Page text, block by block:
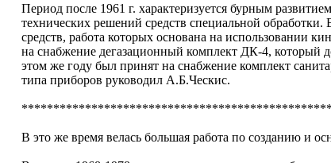
Период после 1961 г. характеризуется бурным
технических решений средств специальной
средств, работа которых основана на использовании
на снабжение дегазационный комплект ДК-4, который
этом же году был принят на снабжение комплект
типа приборов руководил А.Б.Ческис.
В это же время велась большая работа по созданию и